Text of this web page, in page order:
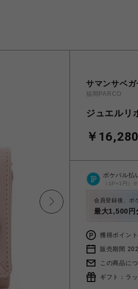
サマンサベ
福岡PARCO
ジュエルリ
￥16,280
ポケパル払
（1P=1円）
会員登録後、ポ
最大1,500円
獲得ポイン
販売期間
この商品に
ギフト：ラ